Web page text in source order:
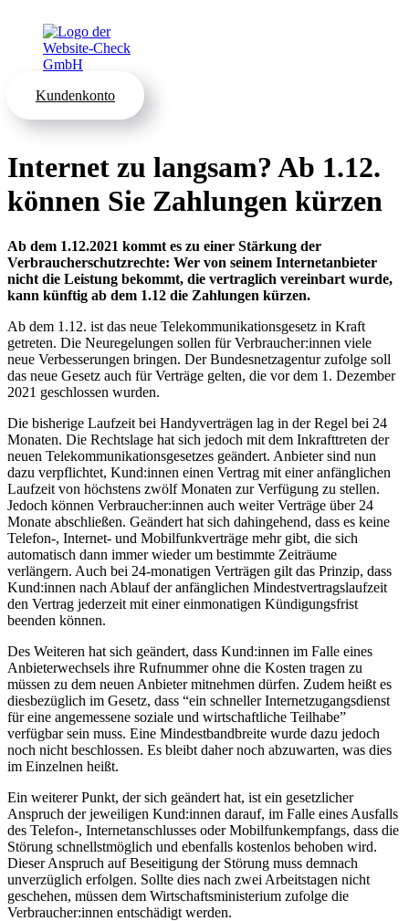
Kundenkonto
Internet zu langsam? Ab 1.12.
können Sie Zahlungen kürzen
Ab dem 1.12.2021 kommt es zu einer Stärkung der
Verbraucherschutzrechte: Wer von seinem Internetanbieter
nicht die Leistung bekommt, die vertraglich vereinbart wurde,
kann künftig ab dem 1.12 die Zahlungen kürzen.
Ab dem 1.12. ist das neue Telekommunikationsgesetz in Kraft
getreten. Die Neuregelungen sollen für Verbraucher:innen viele
neue Verbesserungen bringen. Der Bundesnetzagentur zufolge soll
das neue Gesetz auch für Verträge gelten, die vor dem 1. Dezember
2021 geschlossen wurden.
Die bisherige Laufzeit bei Handyverträgen lag in der Regel bei 24
Monaten. Die Rechtslage hat sich jedoch mit dem Inkrafttreten der
neuen Telekommunikationsgesetzes geändert. Anbieter sind nun
dazu verpflichtet, Kund:innen einen Vertrag mit einer anfänglichen
Laufzeit von höchstens zwölf Monaten zur Verfügung zu stellen.
Jedoch können Verbraucher:innen auch weiter Verträge über 24
Monate abschließen. Geändert hat sich dahingehend, dass es keine
Telefon-, Internet- und Mobilfunkverträge mehr gibt, die sich
automatisch dann immer wieder um bestimmte Zeiträume
verlängern. Auch bei 24-monatigen Verträgen gilt das Prinzip, dass
Kund:innen nach Ablauf der anfänglichen Mindestvertragslaufzeit
den Vertrag jederzeit mit einer einmonatigen Kündigungsfrist
beenden können.
Des Weiteren hat sich geändert, dass Kund:innen im Falle eines
Anbieterwechsels ihre Rufnummer ohne die Kosten tragen zu
müssen zu dem neuen Anbieter mitnehmen dürfen. Zudem heißt es
diesbezüglich im Gesetz, dass “ein schneller Internetzugangsdienst
für eine angemessene soziale und wirtschaftliche Teilhabe”
verfügbar sein muss. Eine Mindestbandbreite wurde dazu jedoch
noch nicht beschlossen. Es bleibt daher noch abzuwarten, was dies
im Einzelnen heißt.
Ein weiterer Punkt, der sich geändert hat, ist ein gesetzlicher
Anspruch der jeweiligen Kund:innen darauf, im Falle eines Ausfalls
des Telefon-, Internetanschlusses oder Mobilfunkempfangs, dass die
Störung schnellstmöglich und ebenfalls kostenlos behoben wird.
Dieser Anspruch auf Beseitigung der Störung muss demnach
unverzüglich erfolgen. Sollte dies nach zwei Arbeitstagen nicht
geschehen, müssen dem Wirtschaftsministerium zufolge die
Verbraucher:innen entschädigt werden.